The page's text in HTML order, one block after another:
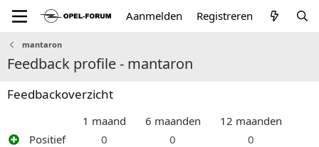
Aanmelden Registreren
mantaron
Feedback profile - mantaron
Feedbackoverzicht
1 maand 6 maanden
12 maanden
Positief
0 0
0